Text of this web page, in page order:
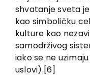
shvatanje sveta
kao simboličku
kulture kao
samodrživog
iako se ne
uslovi).[6]